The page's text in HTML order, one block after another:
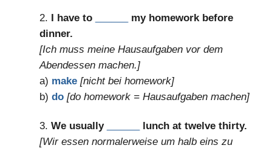
2. I have to
my homework before
dinner.
[Ich muss meine Hausaufgaben vor dem
Abendessen machen.]
a) make [nicht bei homework]
b) do [do homework = Hausaufgaben machen]
3. We usually
lunch at twelve thirty.
[Wir essen normalerweise um halb eins zu